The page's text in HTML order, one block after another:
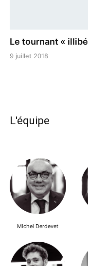
Le tournant «
9 juillet 2018
L'équipe
Michel Derdevet